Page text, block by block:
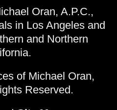
Oran, A.P.C.,
in Los Angeles and
and Northern
of Michael Oran,
Reserved.